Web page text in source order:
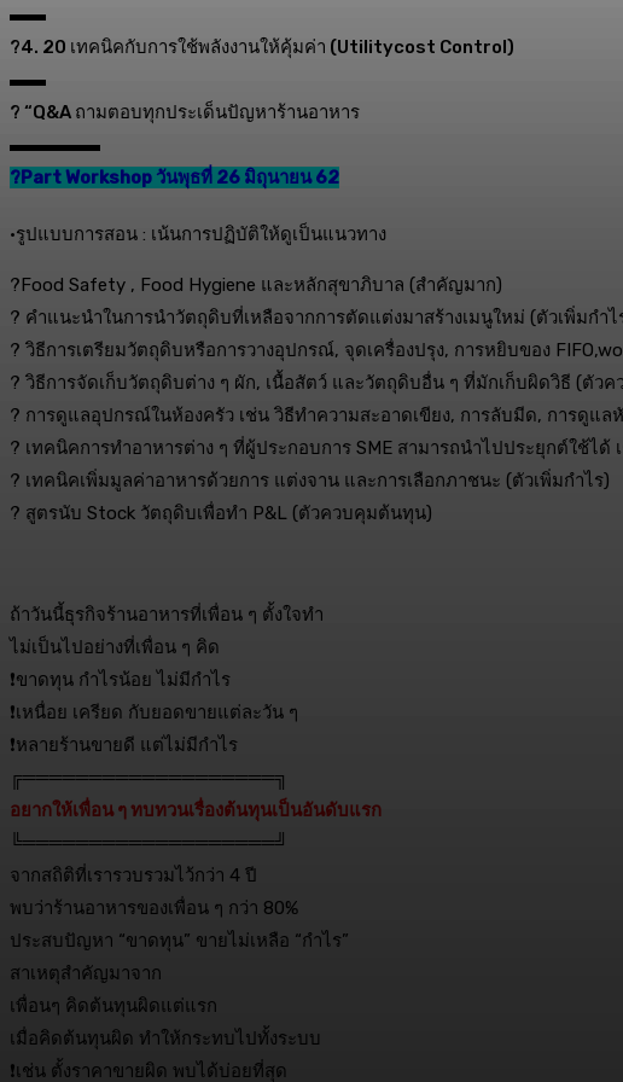
▬▬
?4. 20 เทคนิคกับการใช้พลังงานให้คุ้มค่า (Utilitycost Control)
▬▬
? “Q&A ถามตอบทุกประเด็นปัญหาร้านอาหาร
▬▬▬▬▬
?Part Workshop วันพุธที่ 26 มิถุนายน 62
•รูปแบบการสอน : เน้นการปฏิบัติให้ดูเป็นแนวทาง
?Food Safety , Food Hygiene และหลักสุขาภิบาล (สำคัญมาก)
? คำแนะนำในการนำวัตถุดิบที่เหลือจากการตัดแต่งมาสร้างเมนูใหม่ (ตัวเพิ่มกำไ
? วิธีการเตรียมวัตถุดิบหรือการวางอุปกรณ์, จุดเครื่องปรุง, การหยิบของ
? วิธีการจัดเก็บวัตถุดิบต่าง ๆ ผัก, เนื้อสัตว์ และวัตถุดิบอื่น ๆ ที่มักเก็บผิดวิธี (ตัว
? การดูแลอุปกรณ์ในห้องครัว เช่น วิธีทำความสะอาดเขียง, การลับมีด, การดูแ
? เทคนิคการทำอาหารต่าง ๆ ที่ผู้ประกอบการ SME สามารถนำไปประยุกต์ใช้ได้
? เทคนิคเพิ่มมูลค่าอาหารด้วยการ แต่งจาน และการเลือกภาชนะ (ตัวเพิ่มกำไร)
? สูตรนับ Stock วัตถุดิบเพื่อทำ P&L (ตัวควบคุมต้นทุน)
ถ้าวันนี้ธุรกิจร้านอาหารที่เพื่อน ๆ ตั้งใจทำ
ไม่เป็นไปอย่างที่เพื่อน ๆ คิด
❗ขาดทุน กำไรน้อย ไม่มีกำไร
❗เหนื่อย เครียด กับยอดขายแต่ละวัน ๆ
❗หลายร้านขายดี แต่ไม่มีกำไร
╔═══════════════════╗
อยากให้เพื่อน ๆ ทบทวนเรื่องต้นทุนเป็นอันดับแรก
╚═══════════════════╝
จากสถิติที่เรารวบรวมไว้กว่า 4 ปี
พบว่าร้านอาหารของเพื่อน ๆ กว่า 80%
ประสบปัญหา “ขาดทุน” ขายไม่เหลือ “กำไร”
สาเหตุสำคัญมาจาก
เพื่อนๆ คิดต้นทุนผิดแต่แรก
เมื่อคิดต้นทุนผิด ทำให้กระทบไปทั้งระบบ
❗เช่น ตั้งราคาขายผิด พบได้บ่อยที่สุด